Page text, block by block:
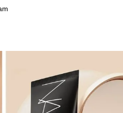
mụn nhanh se và lên
ý tưởng đáng sợ đến thế nào.